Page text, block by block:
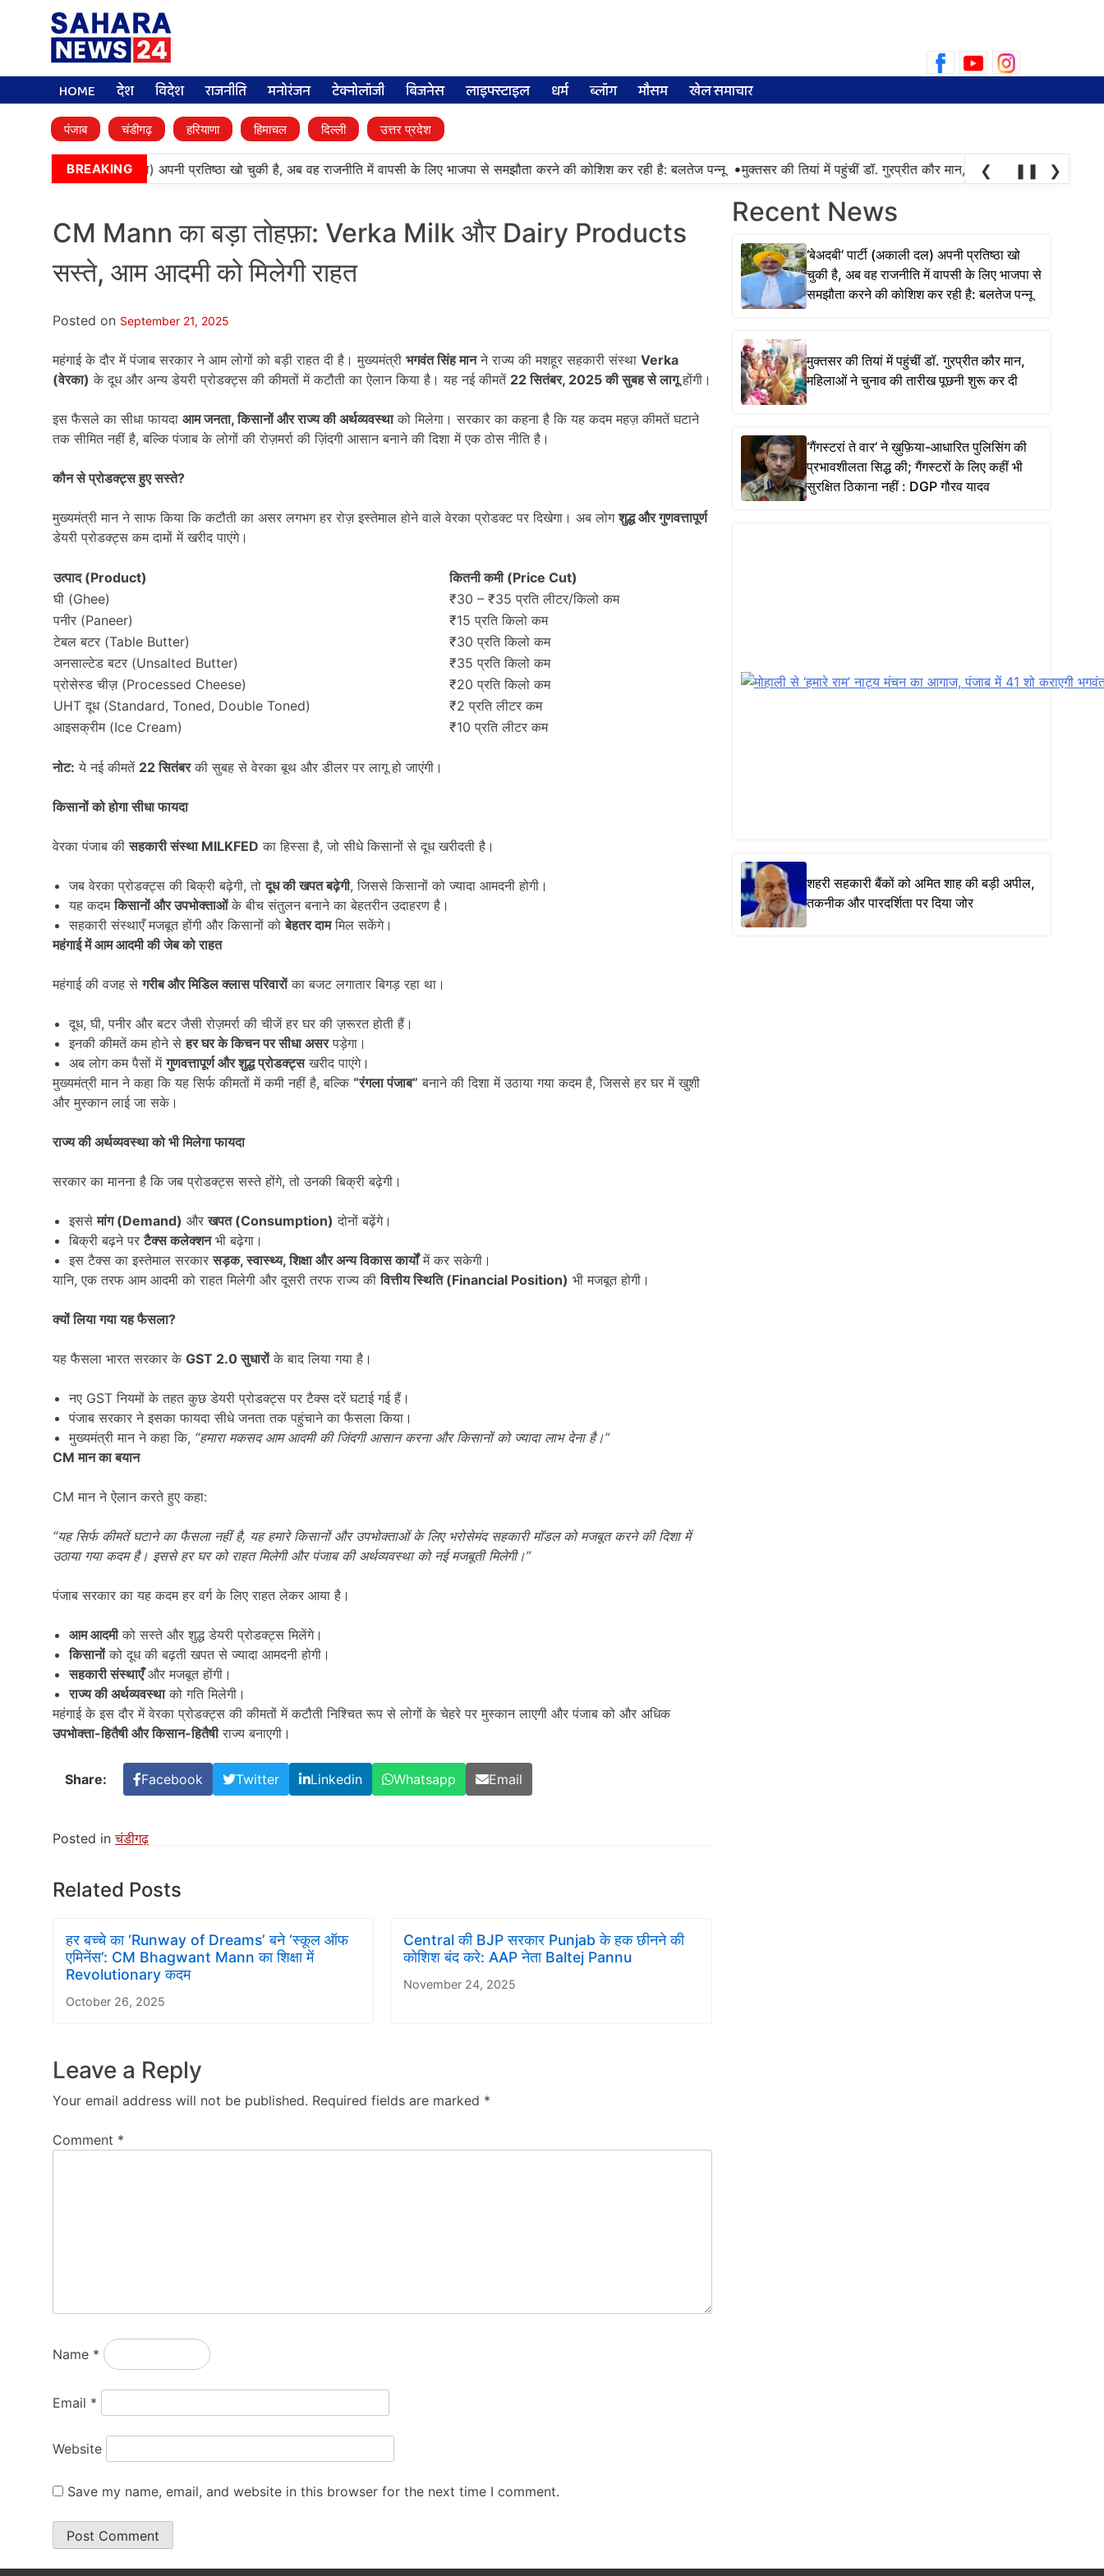
for:
HOME देश विदेश राजनीति मनोरंजन टेक्नोलॉजी बिजनेस लाइफ्स्टाइल धर्म ब्लॉग मौसम खेल समाचार
पंजाब चंडीगढ़ हरियाणा हिमाचल दिल्ली उत्तर प्रदेश
BREAKING
‘बेअदबी’ पार्टी (अकाली दल) अपनी प्रतिष्ठा खो चुकी है, अब वह राजनीति में वापसी के लिए भाजपा से समझौता करने की कोशिश कर रही है: बलतेज पन्नू •मुक्तसर की तियां में पहुंचीं डॉ. गुरप्रीत कौर मान, महिलाओं ने चुनाव की तारीख
❮ ❚❚ ❯
CM Mann का बड़ा तोहफ़ा: Verka Milk और Dairy Products
सस्ते, आम आदमी को मिलेगी राहत
Posted on September 21, 2025
महंगाई के दौर में पंजाब सरकार ने आम लोगों को बड़ी राहत दी है। मुख्यमंत्री भगवंत सिंह मानने राज्य की मशहूर सहकारी संस्था Verka
(वेरका) के दूध और अन्य डेयरी प्रोडक्ट्स की कीमतों में कटौती का ऐलान किया है। यह नई कीमतें 22सितंबर, 2025की सुबह से लागूहोंगी।
इस फैसले का सीधा फायदा आम जनता,किसानों और राज्य की अर्थव्यवस्थाको मिलेगा। सरकार का कहना है कि यह कदम महज़ कीमतें घटाने
तक सीमित नहीं है, बल्कि पंजाब के लोगों की रोज़मर्रा की ज़िंदगी आसान बनाने की दिशा में एक ठोस नीति है।
कौन से प्रोडक्ट्स हुए सस्ते?
मुख्यमंत्री मान ने साफ किया कि कटौती का असर लगभग हर रोज़ इस्तेमाल होने वाले वेरका प्रोडक्ट पर दिखेगा। अब लोगशुद्ध और गुणवत्तापूर्ण
डेयरी प्रोडक्ट्स कम दामों में खरीद पाएंगे।
उत्पाद (Product) कितनी कमी (Price Cut)
घी (Ghee)
₹30 – ₹35 प्रति लीटर/किलो कम
पनीर (Paneer)
₹15 प्रति किलो कम
टेबल बटर (Table Butter)
₹30 प्रति किलो कम
अनसाल्टेड बटर (Unsalted Butter)
₹35 प्रति किलो कम
प्रोसेस्ड चीज़ (Processed Cheese)
₹20 प्रति किलो कम
UHT दूध (Standard, Toned, Double Toned)
₹2 प्रति लीटर कम
आइसक्रीम (Ice Cream)
₹10 प्रति लीटर कम
नोट: ये नई कीमतें 22सितंबरकी सुबह से वेरका बूथ और डीलर पर लागू हो जाएंगी।
किसानों को होगा सीधा फायदा
वेरका पंजाब कीसहकारी संस्था MILKFED का हिस्सा है, जो सीधे किसानों से दूध खरीदती है।
जब वेरका प्रोडक्ट्स की बिक्री बढ़ेगी, तोदूध की खपत बढ़ेगी, जिससे किसानों को ज्यादा आमदनी होगी।
यह कदमकिसानों और उपभोक्ताओंके बीच संतुलन बनाने का बेहतरीन उदाहरण है।
सहकारी संस्थाएँ मजबूत होंगी और किसानों कोबेहतर दाममिल सकेंगे।
महंगाई में आम आदमी की जेब को राहत
महंगाई की वजह सेगरीब और मिडिल क्लास परिवारोंका बजट लगातार बिगड़ रहा था।
दूध, घी, पनीर और बटर जैसी रोज़मर्रा की चीजें हर घर की ज़रूरत होती हैं।
इनकी कीमतें कम होने सेहर घर के किचन पर सीधा असरपड़ेगा।
अब लोग कम पैसों मेंगुणवत्तापूर्ण और शुद्ध प्रोडक्ट्सखरीद पाएंगे।
मुख्यमंत्री मान ने कहा कि यह सिर्फ कीमतों में कमी नहीं है, बल्कि “रंगला पंजाब” बनाने की दिशा में उठाया गया कदम है, जिससे हर घर में खुशी
और मुस्कान लाई जा सके।
राज्य की अर्थव्यवस्था को भी मिलेगा फायदा
सरकार का मानना है कि जब प्रोडक्ट्स सस्ते होंगे, तो उनकी बिक्री बढ़ेगी।
इससेमांग (Demand) औरखपत (Consumption) दोनों बढ़ेंगे।
बिक्री बढ़ने परटैक्स कलेक्शनभी बढ़ेगा।
इस टैक्स का इस्तेमाल सरकारसड़क,स्वास्थ्य,शिक्षा और अन्य विकास कार्योंमें कर सकेगी।
यानि, एक तरफ आम आदमी को राहत मिलेगी और दूसरी तरफ राज्य कीवित्तीय स्थिति (Financial Position) भी मजबूत होगी।
क्यों लिया गया यह फैसला?
यह फैसला भारत सरकार के GST 2.0सुधारोंके बाद लिया गया है।
नए GST नियमों के तहत कुछ डेयरी प्रोडक्ट्स पर टैक्स दरें घटाई गई हैं।
पंजाब सरकार ने इसका फायदा सीधे जनता तक पहुंचाने का फैसला किया।
मुख्यमंत्री मान ने कहा कि, “हमारा मकसद आम आदमी की जिंदगी आसान करना और किसानों को ज्यादा लाभ देना है।”
CMमान का बयान
CM मान ने ऐलान करते हुए कहा:
“यह सिर्फ कीमतें घटाने का फैसला नहीं है, यह हमारे किसानों और उपभोक्ताओं के लिए भरोसेमंद सहकारी मॉडल को मजबूत करने की दिशा में
उठाया गया कदम है। इससे हर घर को राहत मिलेगी और पंजाब की अर्थव्यवस्था को नई मजबूती मिलेगी।”
पंजाब सरकार का यह कदम हर वर्ग के लिए राहत लेकर आया है।
आम आदमीको सस्ते और शुद्ध डेयरी प्रोडक्ट्स मिलेंगे।
किसानोंको दूध की बढ़ती खपत से ज्यादा आमदनी होगी।
सहकारी संस्थाएँऔर मजबूत होंगी।
राज्य की अर्थव्यवस्थाको गति मिलेगी।
महंगाई के इस दौर में वेरका प्रोडक्ट्स की कीमतों में कटौती निश्चित रूप से लोगों के चेहरे पर मुस्कान लाएगी और पंजाब को और अधिक
उपभोक्ता-हितैषी और किसान-हितैषीराज्य बनाएगी।
Share: Facebook Twitter Linkedin Whatsapp Email
Posted inचंडीगढ़
Related Posts
हर बच्चे का ‘Runway of Dreams’ बने ‘स्कूल ऑफ
एमिनेंस’: CM Bhagwant Mann का शिक्षा में
Revolutionary कदम
October 26, 2025
Central की BJP सरकार Punjab के हक छीनने की
कोशिश बंद करे: AAP नेता Baltej Pannu
November 24, 2025
Leave a Reply
Your email address will not be published. Required fields are marked *
Comment *
Name *
Email *
Website
Save my name, email, and website in this browser for the next time I comment.
Recent News
‘बेअदबी’ पार्टी (अकाली दल) अपनी प्रतिष्ठा खो
चुकी है, अब वह राजनीति में वापसी के लिए भाजपा से
समझौता करने की कोशिश कर रही है: बलतेज पन्नू
मुक्तसर की तियां में पहुंचीं डॉ. गुरप्रीत कौर मान,
महिलाओं ने चुनाव की तारीख पूछनी शुरू कर दी
‘गैंगस्टरां ते वार’ ने ख़ुफ़िया-आधारित पुलिसिंग की
प्रभावशीलता सिद्ध की; गैंगस्टरों के लिए कहीं भी
सुरक्षित ठिकाना नहीं : DGP गौरव यादव
शहरी सहकारी बैंकों को अमित शाह की बड़ी अपील,
तकनीक और पारदर्शिता पर दिया जोर